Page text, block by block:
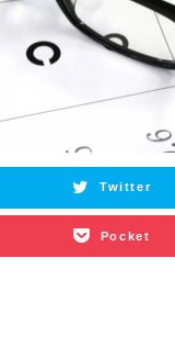
Twitter
Pocket